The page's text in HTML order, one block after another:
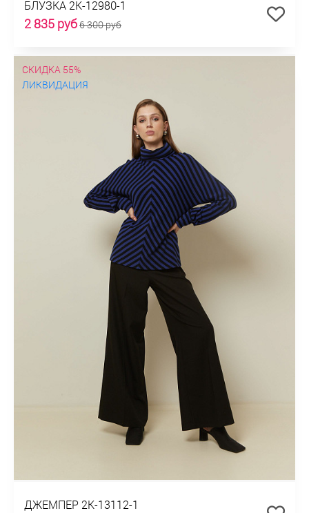
БЛУЗКА 2К-12980-1
2 835 руб6 300 руб
СКИДКА 55%
ЛИКВИДАЦИЯ
ДЖЕМПЕР 2К-13112-1